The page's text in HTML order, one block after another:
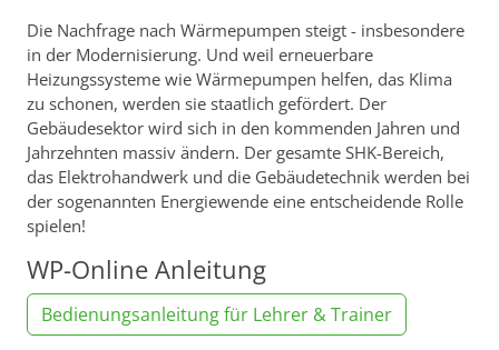
Die Nachfrage nach Wärmepumpen steigt - insbesondere
in der Modernisierung. Und weil erneuerbare
Heizungssysteme wie Wärmepumpen helfen, das Klima
zu schonen, werden sie staatlich gefördert. Der
Gebäudesektor wird sich in den kommenden Jahren und
Jahrzehnten massiv ändern. Der gesamte SHK-Bereich,
das Elektrohandwerk und die Gebäudetechnik werden bei
der sogenannten Energiewende eine entscheidende Rolle
spielen!
WP-Online Anleitung
Bedienungsanleitung für Lehrer & Trainer